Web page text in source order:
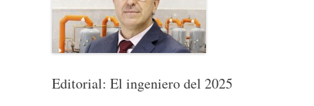
Editorial: El ingeniero del 2025